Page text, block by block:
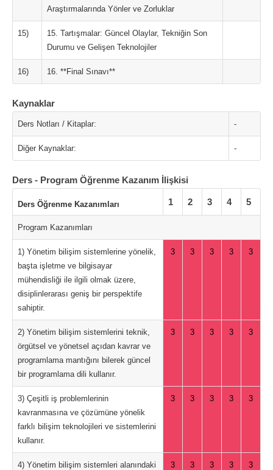
Araştırmalarında Yönler ve Zorluklar
15)
15. Tartışmalar: Güncel Olaylar, Tekniğin Son
Durumu ve Gelişen Teknolojiler
16) 16. **Final Sınavı**
Kaynaklar
Ders Notları / Kitaplar: -
Diğer Kaynaklar: -
Ders - Program Öğrenme Kazanım İlişkisi
Ders Öğrenme Kazanımları 1 2 3 4 5
Program Kazanımları
1) Yönetim bilişim sistemlerine yönelik,
başta işletme ve bilgisayar
mühendisliği ile ilgili olmak üzere,
disiplinlerarası geniş bir perspektife
sahiptir.
3 3 3 3 3
2) Yönetim bilişim sistemlerini teknik,
örgütsel ve yönetsel açıdan kavrar ve
programlama mantığını bilerek güncel
bir programlama dili kullanır.
3 3 3 3 3
3) Çeşitli iş problemlerinin
kavranmasına ve çözümüne yönelik
farklı bilişim teknolojileri ve sistemlerini
kullanır.
3 3 3 3 3
4) Yönetim bilişim sistemleri alanındaki
3 3 3 3 3